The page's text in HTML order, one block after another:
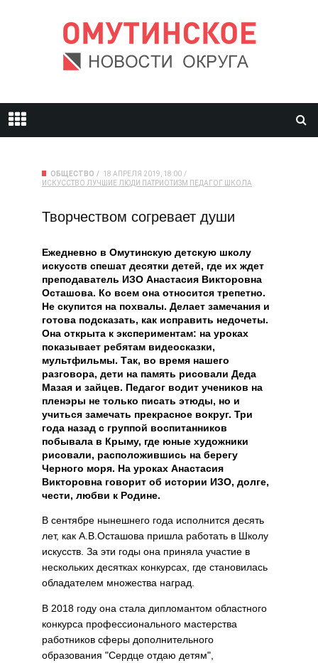
ОБЩЕСТВО
18 АПРЕЛЯ 2019, 18:00
ИСКУССТВО ЛУЧШИЕ ЛЮДИ ПАТРИОТИЗМ ПЕДАГОГ ШКОЛА
Творчеством согревает души
Ежедневно в Омутинскую детскую школу
искусств спешат десятки детей, где их ждет
преподаватель ИЗО Анастасия Викторовна
Осташова. Ко всем она относится трепетно.
Не скупится на похвалы. Делает замечания и
готова подсказать, как исправить недочеты.
Она открыта к экспериментам: на уроках
показывает ребятам видеосказки,
мультфильмы. Так, во время нашего
разговора, дети на память рисовали Деда
Мазая и зайцев. Педагог водит учеников на
пленэры не только писать этюды, но и
учиться замечать прекрасное вокруг. Три
года назад с группой воспитанников
побывала в Крыму, где юные художники
рисовали, расположившись на берегу
Черного моря. На уроках Анастасия
Викторовна говорит об истории ИЗО, долге,
чести, любви к Родине.
В сентябре нынешнего года исполнится десять
лет, как А.В.Осташова пришла работать в Школу
искусств. За эти годы она приняла участие в
нескольких десятках конкурсах, где становилась
обладателем множества наград.
В 2018 году она стала дипломантом областного
конкурса профессионального мастерства
работников сферы дополнительного
образования "Сердце отдаю детям",